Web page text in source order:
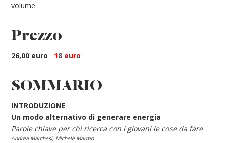
volume.
Prezzo
26,00euro 18 euro
SOMMARIO
INTRODUZIONE
Un modo alternativo di generare energia
Parole chiave per chi ricerca con i giovani le cose da fare
Andrea Marchesi, Michele Marmo